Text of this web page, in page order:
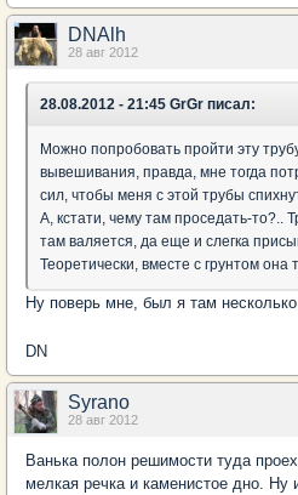
DNAlh
28 авг 2012
28.08.2012 - 21:45 GrGr писал:
Можно попробовать пройти эту
вывешивания, правда, мне тогда
сил, чтобы меня с этой трубы
А, кстати, чему там проседать-то?..
там валяется, да еще и слегка
Теоретически, вместе с грунтом она
Ну поверь мне, был я там
DN
Syrano
28 авг 2012
Ванька полон решимости туда
мелкая речка и каменистое дно. Ну